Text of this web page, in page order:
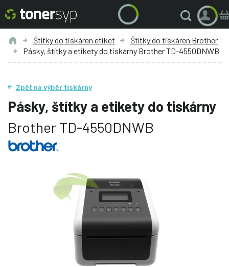
Štítky do tiskáren etiket
Štítky do tiskáren Brother
Pásky, štítky a etikety do tiskárny Brother TD-4550DNWB
Zpět na výběr tiskárny
Pásky, štítky a etikety do tiskárny
Brother TD-4550DNWB